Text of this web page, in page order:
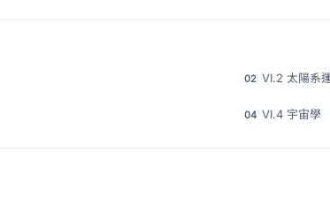
02 VI.2 太陽系
04 VI.4 宇宙學